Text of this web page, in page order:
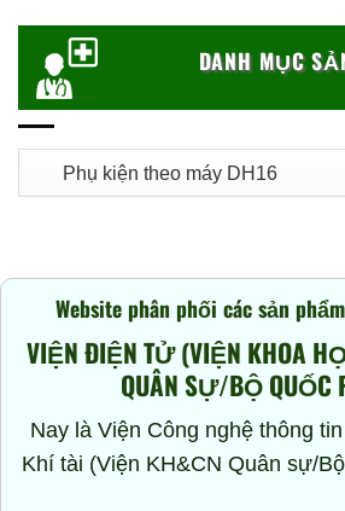
DANH MỤC
Website phân phối các sản
VIỆN ĐIỆN TỬ (VIỆN KHOA
QUÂN SỰ/BỘ QUỐC
Nay là Viện Công nghệ thông
Khí tài (Viện KH&CN Quân sự/